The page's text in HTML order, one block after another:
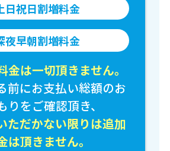
日祝日割増料金
夜早朝割増料金
金は一切頂きません。
前にお支払い総額のお
りをご確認頂き、
ただかない限りは追加
は頂きません。